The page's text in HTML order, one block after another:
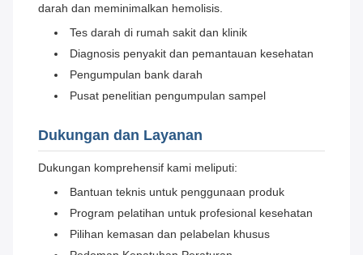
darah dan meminimalkan hemolisis.
Tes darah di rumah sakit dan klinik
Diagnosis penyakit dan pemantauan kesehatan
Pengumpulan bank darah
Pusat penelitian pengumpulan sampel
Dukungan dan Layanan
Dukungan komprehensif kami meliputi:
Bantuan teknis untuk penggunaan produk
Program pelatihan untuk profesional kesehatan
Pilihan kemasan dan pelabelan khusus